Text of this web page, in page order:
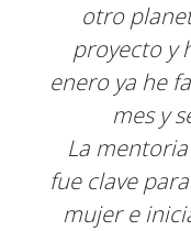
otro
proyecto y
enero ya he
mes y
La
fue clave
mujer e